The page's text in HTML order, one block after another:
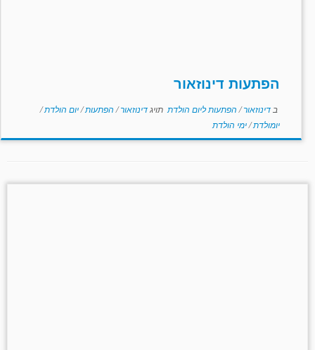
הפתעות דינוזאור
ב דינוזאור/ הפתעות ליום הולדת תויגדינוזאור/ הפתעות/יום הולדת/
יומולדת/ימי הולדת